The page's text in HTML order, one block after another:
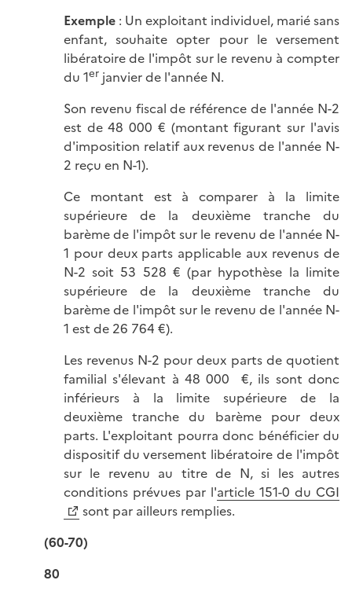
Exemple: Un exploitant individuel, marié sans
enfant, souhaite opter pour le versement
libératoire de l'impôt sur le revenu à compter
du 1erjanvier de l'année N.
Son revenu fiscal de référence de l'année N-2
est de 48 000 € (montant figurant sur l'avis
d'imposition relatif aux revenus de l'année N-
2 reçu en N-1).
Ce montant est à comparer à la limite
supérieure de la deuxième tranche du
barème de l'impôt sur le revenu de l'année N-
1 pour deux parts applicable aux revenus de
N-2 soit 53 528 € (par hypothèse la limite
supérieure de la deuxième tranche du
barème de l'impôt sur le revenu de l'année N-
1 est de 26 764 €).
Les revenus N-2 pour deux parts de quotient
familial s'élevant à 48 000 €, ils sont donc
inférieurs à la limite supérieure de la
deuxième tranche du barème pour deux
parts. L'exploitant pourra donc bénéficier du
dispositif du versement libératoire de l'impôt
sur le revenu au titre de N, si les autres
conditions prévues par l'article 151-0 du CGI
sont par ailleurs remplies.
(60-70)
80